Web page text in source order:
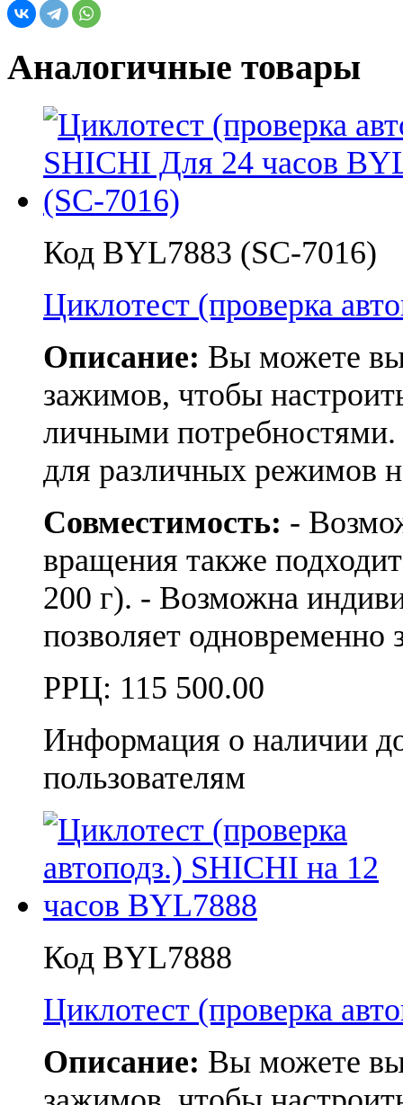
Аналогичные товары
Код BYL7883 (SC-7016)
Циклотест (проверка
Описание: Вы можете
зажимов, чтобы
личными
для различных режимов
Совместимость: -
вращения также
200 г). - Возможна
позволяет
РРЦ: 115 500.00
Информация о наличии
пользователям
Код BYL7888
Циклотест (проверка
Описание: Вы можете